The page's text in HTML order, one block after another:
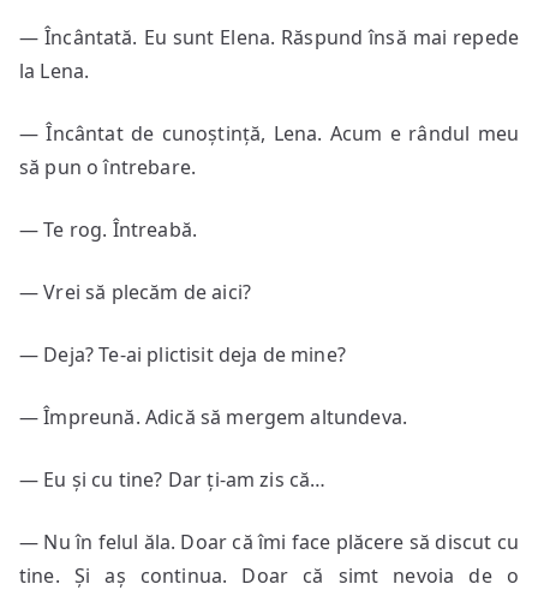
— Încântată. Eu sunt Elena. Răspund însă mai repede
la Lena.
— Încântat de cunoștință, Lena. Acum e rândul meu
să pun o întrebare.
— Te rog. Întreabă.
— Vrei să plecăm de aici?
— Deja? Te-ai plictisit deja de mine?
— Împreună. Adică să mergem altundeva.
— Eu și cu tine? Dar ți-am zis că…
— Nu în felul ăla. Doar că îmi face plăcere să discut cu
tine. Și aș continua. Doar că simt nevoia de o